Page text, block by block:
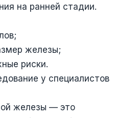
на ранней стадии.
железы;
риски.
у специалистов
железы — это